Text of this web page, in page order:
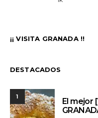
¡¡ VISITA GRANADA !!
DESTACADOS
1
El mejor